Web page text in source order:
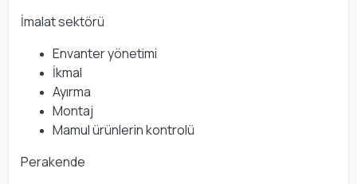
İmalat sektörü
Envanter yönetimi
İkmal
Ayırma
Montaj
Mamul ürünlerin kontrolü
Perakende